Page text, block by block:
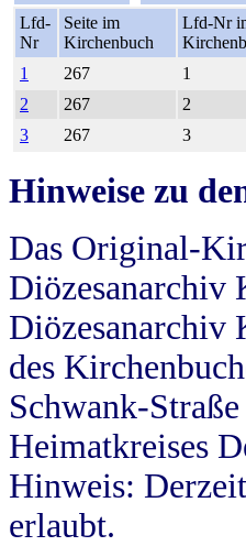
Lfd-
Nr
Seite im
Kirchenbuch
Lfd-Nr
1
267 1
2
267 2
3
267 3
Hinweise zu
Das Original-
Diözesanarchiv
Diözesanarchiv
des
Schwank-
Heimatkreises
Hinweis:
erlaubt.